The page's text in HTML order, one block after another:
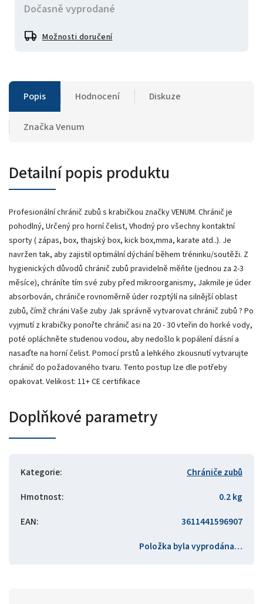
Dočasně vyprodané
Možnosti doručení
Popis Hodnocení Diskuze
ZnačkaVenum
Detailní popis produktu
Profesionální chránič zubů s krabičkou značky VENUM. Chránič je
pohodlný, Určený pro horní čelist, Vhodný pro všechny kontaktní
sporty ( zápas, box, thajský box, kick box,mma, karate atd..). Je
navržen tak, aby zajistil optimální dýchání během tréninku/soutěži. Z
hygienických důvodů chránič zubů pravidelně měňte (jednou za 2-3
měsíce), chráníte tím své zuby před mikroorganismy, Jakmile je úder
absorbován, chrániče rovnoměrně úder rozptýlí na silnější oblast
zubů, čímž chráni Vaše zuby Jak správně vytvarovat chránič zubů ? Po
vyjmutí z krabičky ponořte chránič asi na 20 - 30 vteřin do horké vody,
poté opláchněte studenou vodou, aby nedošlo k popálení dásní a
nasaďte na horní čelist. Pomocí prstů a lehkého zkousnutí vytvarujte
chránič do požadovaného tvaru. Tento postup lze dle potřeby
opakovat. Velikost: 11+ CE certifikace
Doplňkové parametry
Kategorie:
Chrániče zubů
Hmotnost:
0.2 kg
EAN:
3611441596907
Položka byla vyprodána…